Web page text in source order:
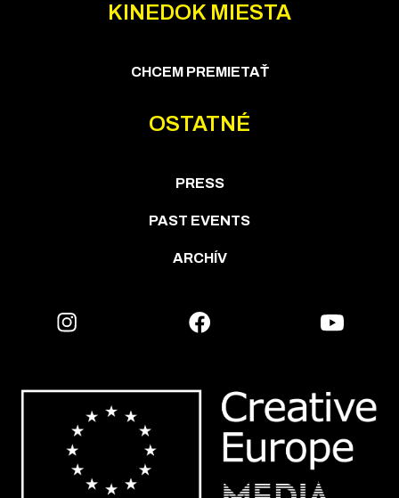
KINEDOK MIESTA
CHCEM PREMIETAŤ
OSTATNÉ
PRESS
PAST EVENTS
ARCHÍV